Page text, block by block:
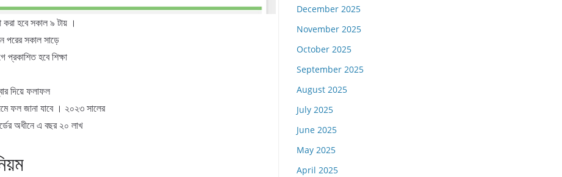
হবে সকাল ৯ টায় ।
পরের সকাল সাড়ে
প্রকাশিত হবে শিক্ষা
দিয়ে ফলাফল
ফল জানা যাবে । ২০২৩ সালের
অধীনে এ বছর ২০ লাখ
December 2025
November 2025
October 2025
September 2025
August 2025
July 2025
June 2025
May 2025
April 2025